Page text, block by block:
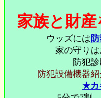
家族と財
ウッズには
家の守りは
防犯診
防犯設備機器紹
★カ